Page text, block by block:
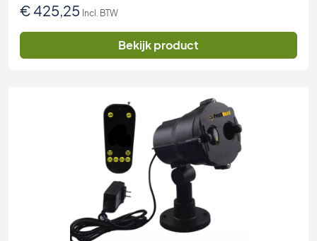
€ 425,25 Incl. BTW
Bekijk product